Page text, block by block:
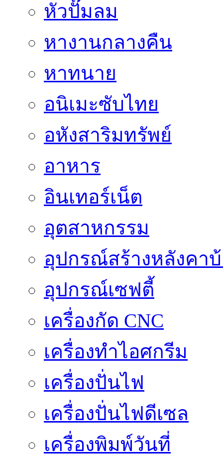
หัวปั๊มลม
หางานกลางคืน
หาทนาย
อนิเมะซับไทย
อหังสาริมทรัพย์
อาหาร
อินเทอร์เน็ต
อุตสาหกรรม
อุปกรณ์สร้างหลังคา
อุปกรณ์เซฟตี้
เครื่องกัด CNC
เครื่องทำไอศกรีม
เครื่องปั่นไฟ
เครื่องปั่นไฟดีเซล
เครื่องพิมพ์วันที่